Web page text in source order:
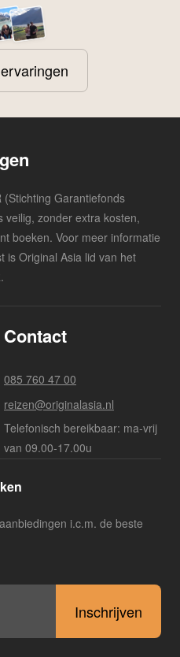
(Stichting Garantiefonds
veilig, zonder extra kosten,
boeken. Voor meer informatie
is Original Asia lid van het
Contact
085 760 47 00
reizen@originalasia.nl
Telefonisch bereikbaar: ma-vrij
van 09.00-17.00u
i.c.m. de beste